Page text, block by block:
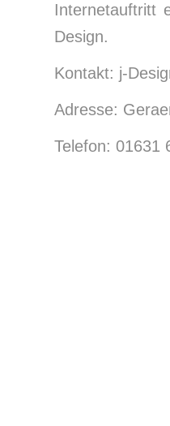
Internetauftritt
Design.
Kontakt: j-
Adresse:
Telefon: 01631